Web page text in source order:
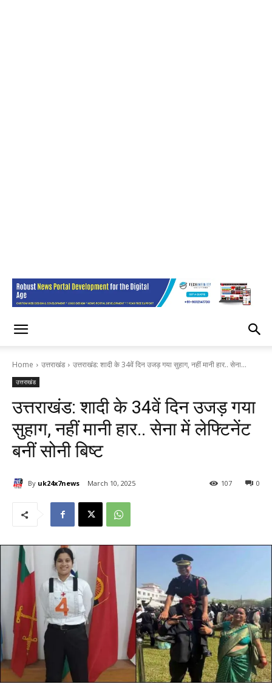
Home उत्तराखंड उत्तराखंड: शादी के 34वें दिन उजड़ गया सुहाग, नहीं मानी हार.. सेना...
उत्तराखंड
उत्तराखंड: शादी के 34वें दिन उजड़ गया
सुहाग, नहीं मानी हार.. सेना में लेफ्टिनेंट
बनीं सोनी बिष्ट
By uk24x7news March 10, 2025 0
107